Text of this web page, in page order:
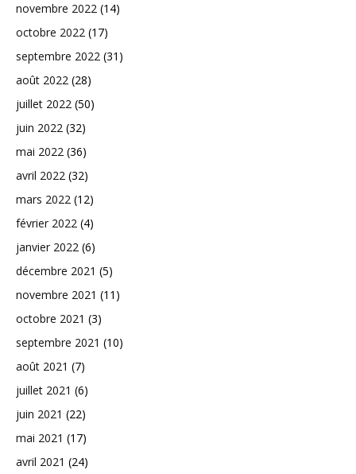
novembre 2022 (14)
octobre 2022 (17)
septembre 2022 (31)
août 2022 (28)
juillet 2022 (50)
juin 2022 (32)
mai 2022 (36)
avril 2022 (32)
mars 2022 (12)
février 2022 (4)
janvier 2022 (6)
décembre 2021 (5)
novembre 2021 (11)
octobre 2021 (3)
septembre 2021 (10)
août 2021 (7)
juillet 2021 (6)
juin 2021 (22)
mai 2021 (17)
avril 2021 (24)